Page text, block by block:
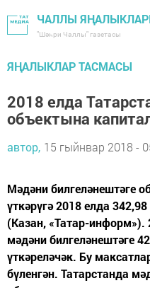
ЧАЛЛЫ
"Шәһри Чаллы" газетасы
ЯҢАЛЫКЛАР ТАСМАСЫ
2018 елда
объектына
автор, 15 гыйнвар 2018 -
Мәдәни билгеләнештәге
үткәрүгә 2018 елда
(Казан, «Татар-информ»).
мәдәни билгеләнештәге
үткәреләчәк. Бу
бүленгән. Татарстанда